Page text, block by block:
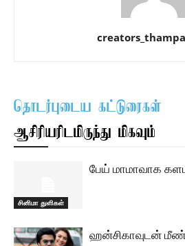
தொடர்புடைய கட்டுரைகள்
ஆசிரியரிடமிருந்து மிகவும்
சினிமா துளிகள்
பேய் மாமாவாக
ஹன்சிகாவுடன்